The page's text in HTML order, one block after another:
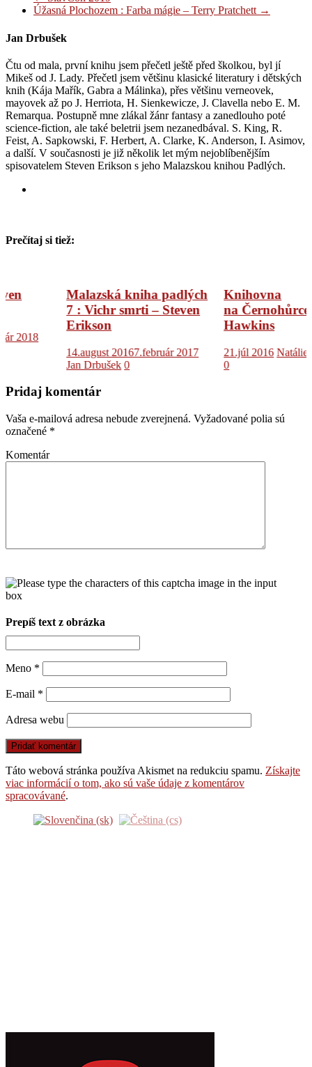
Úžasná Plochozem : Farba mágie – Terry Pratchett →
Jan Drbušek
Čtu od mala, první knihu jsem přečetl ještě před školkou, byl jí
Mikeš od J. Lady. Přečetl jsem většinu klasické literatury i dětských
knih (Kája Mařík, Gabra a Málinka), přes většinu verneovek,
mayovek až po J. Herriota, H. Sienkewicze, J. Clavella nebo E. M.
Remarqua. Postupně mne zlákal žánr fantasy a zanedlouho poté
science-fiction, ale také beletrii jsem nezanedbával. S. King, R.
Feist, A. Sapkowski, F. Herbert, A. Clarke, K. Anderson, I. Asimov,
a další. V současnosti je již několik let mým nejoblíbenějším
spisovatelem Steven Erikson s jeho Malazskou knihou Padlých.
Prečítaj si tiež:
Malazská kniha padlých
7 : Vichr smrti – Steven
14.august 20167.február 2017
Jan Drbušek 0
Knihovna
na Černohůrce – Scott
Hawkins
21.júl 2016 Natálie
Pridaj komentár
Vaša e-mailová adresa nebude zverejnená. Vyžadované polia sú
označené *
Komentár
Prepíš text z obrázka
Meno *
E-mail *
Adresa webu
Táto webová stránka používa Akismet na redukciu spamu. Získajte
viac informácií o tom, ako sú vaše údaje z komentárov
spracovávané.